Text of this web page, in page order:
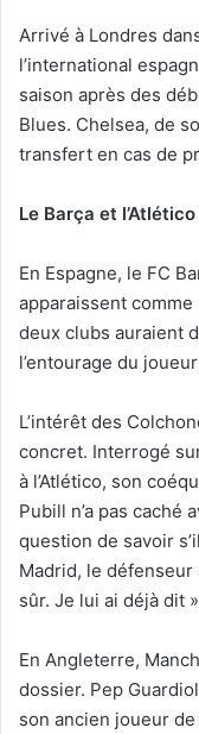
Arrivé à Londres
l’international
saison après des
Blues. Chelsea, de
transfert en cas de
Le Barça et
En Espagne, le FC
apparaissent
deux clubs auraient
l’entourage du
L’intérêt des
concret. Interrogé
à l’Atlético, son
Pubill n’a pas caché
question de savoir
Madrid, le défenseur
sûr. Je lui ai déjà dit
En Angleterre,
dossier. Pep
son ancien joueur